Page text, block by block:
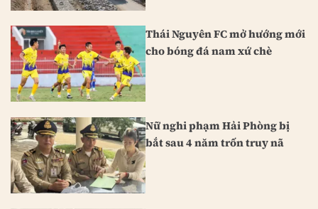
Thái Nguyên FC mở hướng mới
cho bóng đá nam xứ chè
Nữ nghi phạm Hải Phòng bị
bắt sau 4 năm trốn truy nã